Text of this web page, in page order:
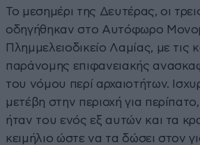
Το μεσημέρι της Δευτέρας, οι
οδηγήθηκαν στο Αυτόφωρο
Πλημμελειοδικείο Λαμίας, με τις
παράνομης επιφανειακής
του νόμου περί αρχαιοτήτων.
μετέβη στην περιοχή για
ήταν του ενός εξ αυτών και τα
κειμήλιο ώστε να τα δώσει στον